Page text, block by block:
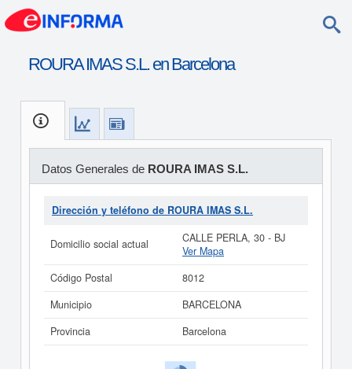
ROURA IMAS S.L. en Barcelona
Datos Generales de ROURA IMAS S.L.
Dirección y teléfono de ROURA IMAS S.L.
Domicilio social actual
CALLE PERLA, 30 - BJ
Ver Mapa
Código Postal
8012
Municipio
BARCELONA
Provincia
Barcelona